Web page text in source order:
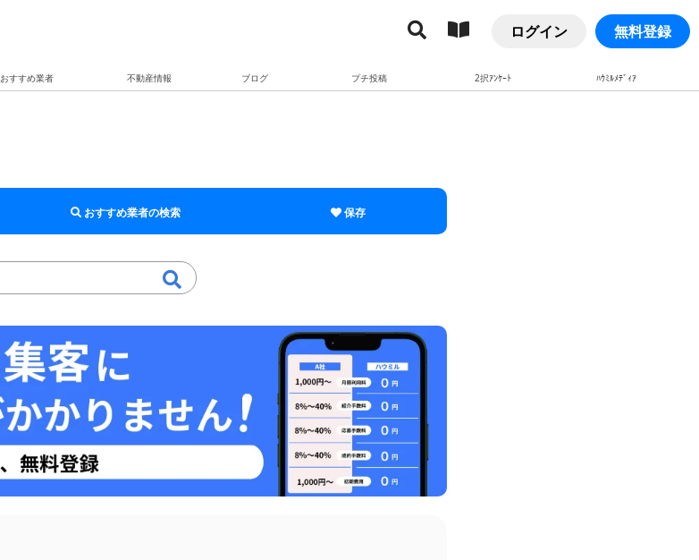
ログイン 無料登録
おすすめ業者 不動産情報 ブログ プチ投稿 2択ｱﾝｹｰﾄ ﾊｳﾐﾙﾒﾃﾞｨｱ
おすすめ業者の検索 保存